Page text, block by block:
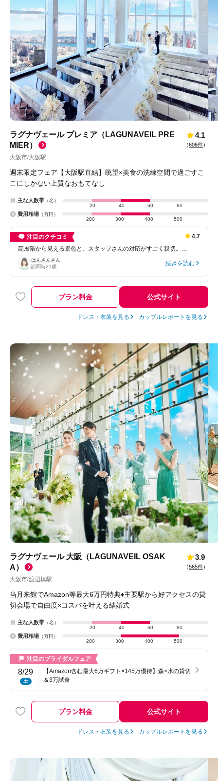
ラグナヴェール プレミア（LAGUNAVEIL PRE
MIER）
大阪市/大阪駅
4.1
（606件）
週末限定フェア【大阪駅直結】眺望×美食の洗練空間で過ごすこ
こにしかない上質なおもてなし
主な人数帯 （名）
20
40 60 80
費用相場 （万円）
200
300 400 500
注目のクチコミ
4.7
高層階から見える景色と、スタッフさんの対応がすごく親切。…
はんさんさん
訪問時21歳 続きを読む
プラン料金 公式サイト
ドレス・衣装を見る カップルレポートを見る
ラグナヴェール 大阪（LAGUNAVEIL OSAK
A）
大阪市/渡辺橋駅
3.9
（565件）
当月来館でAmazon等最大6万円特典♦主要駅から好アクセスの貸
切会場で自由度×コスパを叶える結婚式
主な人数帯 （名）
20
40 60 80
費用相場 （万円）
200
300 400 500
注目のブライダルフェア
8/29
土
【Amazon含む最大6万ギフト×145万優待】森×水の貸切
＆3万試食
プラン料金 公式サイト
ドレス・衣装を見る カップルレポートを見る